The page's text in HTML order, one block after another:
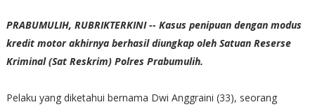
PRABUMULIH, RUBRIKTERKINI -- Kasus penipuan dengan modus
kredit motor akhirnya berhasil diungkap oleh Satuan Reserse
Kriminal (Sat Reskrim) Polres Prabumulih.
Pelaku yang diketahui bernama Dwi Anggraini (33), seorang